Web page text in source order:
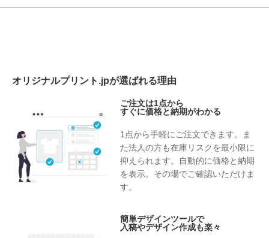
オリジナルプリント.jpが選ばれる理由
ご注文は1点から
すぐに価格と納期がわかる
1点から手軽にご注文できます。ま
た法人の方も在庫リスクを最小限に
抑えられます。自動的に価格と納期
を表示。その場でご確認いただけま
す。
簡単デザインツールで
入稿やデザイン作成も楽々